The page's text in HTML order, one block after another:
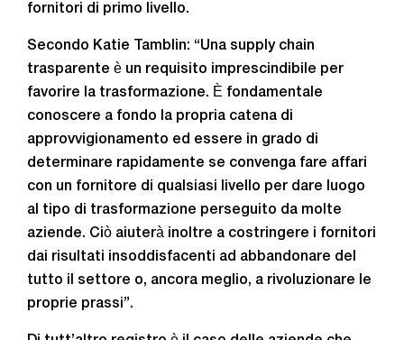
fornitori di primo livello.
Secondo Katie Tamblin: “Una supply chain
trasparente è un requisito imprescindibile per
favorire la trasformazione. È fondamentale
conoscere a fondo la propria catena di
approvvigionamento ed essere in grado di
determinare rapidamente se convenga fare affari
con un fornitore di qualsiasi livello per dare luogo
al tipo di trasformazione perseguito da molte
aziende. Ciò aiuterà inoltre a costringere i fornitori
dai risultati insoddisfacenti ad abbandonare del
tutto il settore o, ancora meglio, a rivoluzionare le
proprie prassi”.